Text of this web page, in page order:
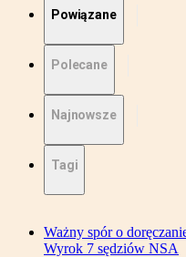
Powiązane
Polecane
Najnowsze
Tagi
Ważny spór o
Wyrok 7 sędziów NSA